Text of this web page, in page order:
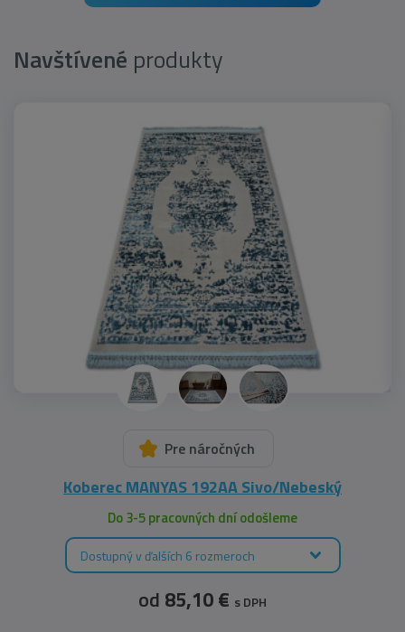
Navštívené produkty
Pre náročných
Koberec MANYAS 192AA Sivo/Nebeský
Do 3-5 pracovných dní odošleme
Dostupný v ďalších 6 rozmeroch
od 85,10 € s DPH